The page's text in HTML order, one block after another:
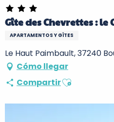
Gîte des Chevrettes : le
APARTAMENTOS Y GÎTES
Le Haut Paimbault, 37240
Cómo llegar
CompartirAjouter aux